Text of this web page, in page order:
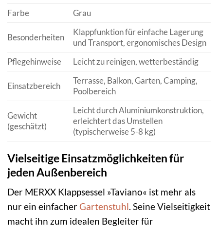
Farbe
Grau
Besonderheiten
Klappfunktion für einfache Lagerung
und Transport, ergonomisches Design
Pflegehinweise
Leicht zu reinigen, wetterbeständig
Einsatzbereich
Terrasse, Balkon, Garten, Camping,
Poolbereich
Gewicht
(geschätzt)
Leicht durch Aluminiumkonstruktion,
erleichtert das Umstellen
(typischerweise 5-8 kg)
Vielseitige Einsatzmöglichkeiten für
jeden Außenbereich
Der MERXX Klappsessel »Taviano« ist mehr als
nur ein einfacher Gartenstuhl. Seine Vielseitigkeit
macht ihn zum idealen Begleiter für